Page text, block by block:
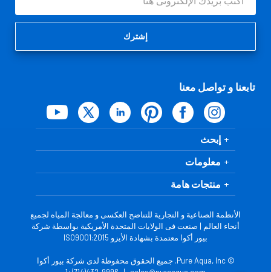
البريد
الإلكتروني
تابعنا و تواصل معنا
إبحث
معلومات
منتجات هامة
الأنظمة الصناعية و التجارية للتناضح العكسى و معالجة المياه لجميع
أنحاء العالم | صنعت فى الولايات المتحدة الأمريكية بواسطة شركة
بيور أكوا معتمدة بشهادة الأيزو ISO9001:2015
© Pure Aqua, Inc. جميع الحقوق محفوظة لدى شركة بيور أكوا